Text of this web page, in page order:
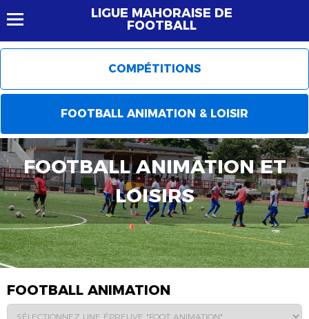
LIGUE MAHORAISE DE
FOOTBALL
COMPÉTITIONS
FOOTBALL ANIMATION & LOISIR
FOOTBALL ANIMATION ET
LOISIRS
FOOTBALL ANIMATION